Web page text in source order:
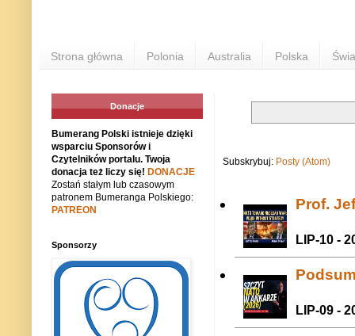
Strona główna Polonia Australia Polska
Subskrybuj: Posty (Atom)
Prof.
LIP-10 -
LIP-09 -
Donacje
Bumerang Polski istnieje dzięki
wsparciu Sponsorów i
Czytelników portalu. Twoja
donacja też liczy się! DONACJE
Zostań stałym lub czasowym
patronem Bumeranga Polskiego:
PATREON
Sponsorzy